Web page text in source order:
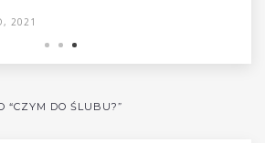
2021
“CZYM DO ŚLUBU?”